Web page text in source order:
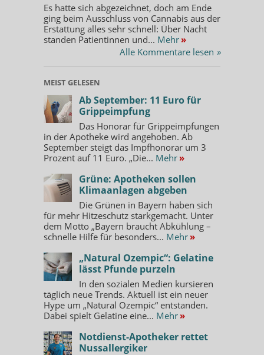
Es hatte sich abgezeichnet, doch am Ende
ging beim Ausschluss von Cannabis aus der
Erstattung alles sehr schnell: Über Nacht
standen Patientinnen und... Mehr »
Alle Kommentare lesen »
MEIST GELESEN
Ab September: 11 Euro für
Grippeimpfung
Das Honorar für Grippeimpfungen
in der Apotheke wird angehoben. Ab
September steigt das Impfhonorar um 3
Prozent auf 11 Euro. „Die... Mehr »
Grüne: Apotheken sollen
Klimaanlagen abgeben
Die Grünen in Bayern haben sich
für mehr Hitzeschutz starkgemacht. Unter
dem Motto „Bayern braucht Abkühlung –
schnelle Hilfe für besonders... Mehr »
„Natural Ozempic“: Gelatine
lässt Pfunde purzeln
In den sozialen Medien kursieren
täglich neue Trends. Aktuell ist ein neuer
Hype um „Natural Ozempic“ entstanden.
Dabei spielt Gelatine eine... Mehr »
Notdienst-Apotheker rettet
Nussallergiker